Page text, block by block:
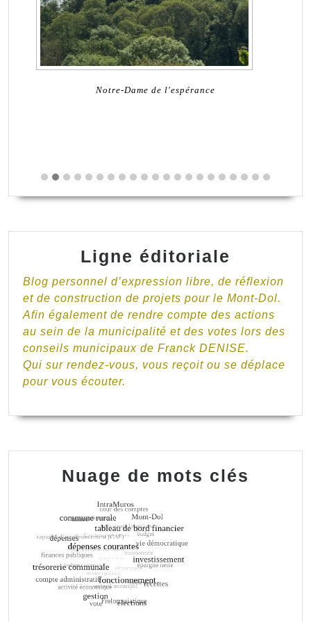
Notre-Dame de l'espérance
Ligne éditoriale
Blog personnel d’expression libre, de réflexion
et de construction de projets pour le Mont-Dol.
Afin également de rendre compte des actions
au sein de la municipalité et des votes lors des
conseils municipaux de Franck DENISE.
Qui sur rendez-vous, vous reçoit ou se déplace
pour vous écouter.
Nuage de mots clés